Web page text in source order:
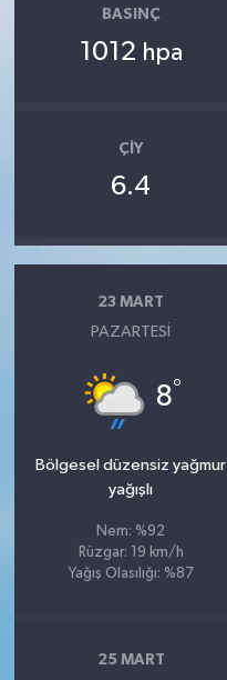
BASINÇ
1012 hpa
ÇIY
6.4
23 MART
PAZARTESI
8°
Bölgesel düzensiz yağmur
yağışlı
Nem: %92
Rüzgar: 19 km/h
Yağış Olasılığı: %87
25 MART